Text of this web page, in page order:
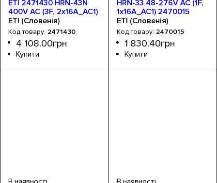
ETI 2471430 HRN-43N
400V AC (3F, 2x16A_AC1)
з нейтраллю
ETI (Словенія)
2471430
4 108.00грн
Обладнання: реле
Кількість фаз: 3
Номінальний струм, А: 16А
Серія: HRN
Кількість модулів: 3
Монтаж: Din-рейка
HRN-33 48-276V AC (1F,
1x16A_AC1) 2470015
ETI (Словенія)
2470015
1 830.40грн
Обладнання: реле напруги
Кількість фаз: 1
Номінальний струм, А: 16А
Серія: HRN
Кількість модулів: 1
Монтаж: Din-рейка